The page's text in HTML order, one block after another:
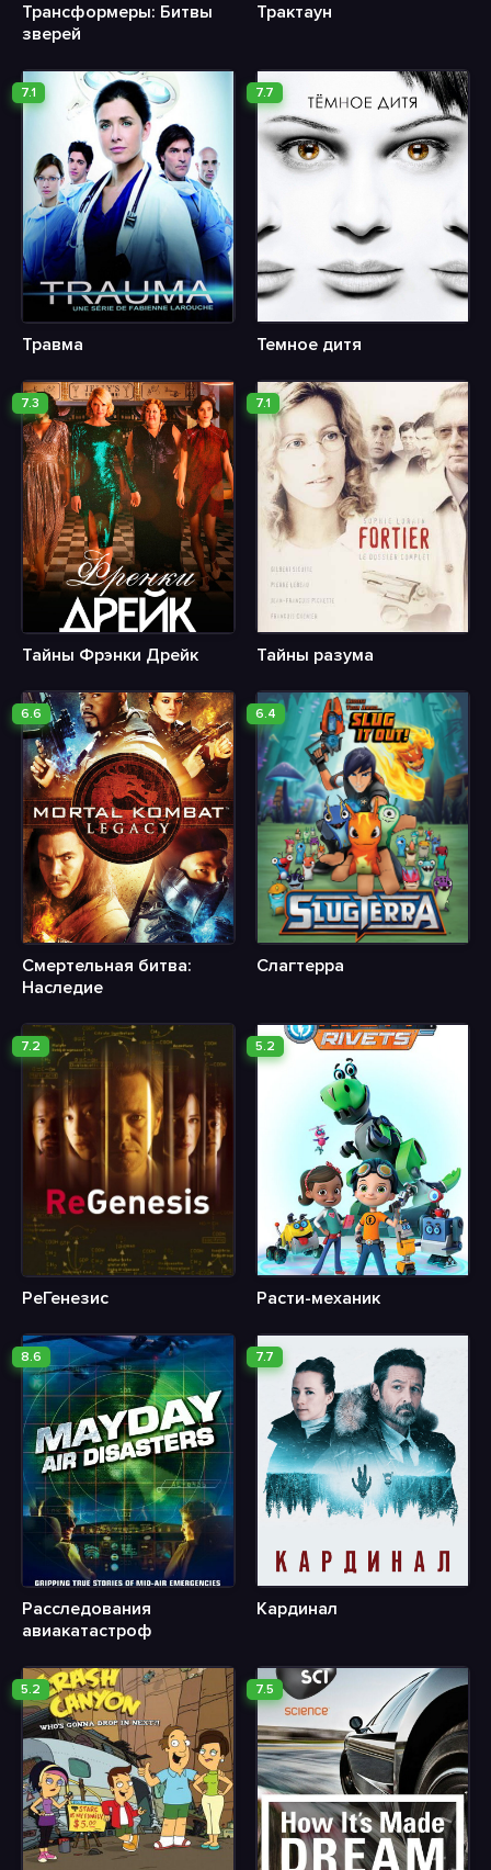
Трансформеры: Битвы
зверей
Трактаун
7.1
Травма
7.7
Темное дитя
7.3
Тайны Фрэнки Дрейк
7.1
Тайны разума
6.6
Смертельная битва:
Наследие
6.4
Слагтерра
7.2
РеГенезис
5.2
Расти-механик
8.6
Расследования
авиакатастроф
7.7
Кардинал
5.2 7.5